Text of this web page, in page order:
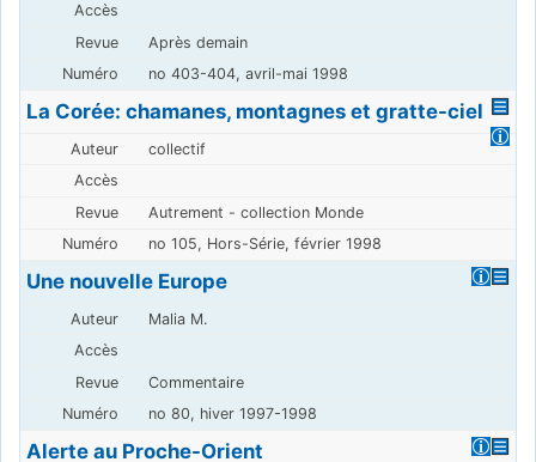
Après demain
no 403-404, avril-mai 1998
La Corée: chamanes, montagnes et gratte-ciel
collectif
Autrement - collection Monde
no 105, Hors-Série, février 1998
Une nouvelle Europe
Malia M.
Commentaire
no 80, hiver 1997-1998
Alerte au Proche-Orient